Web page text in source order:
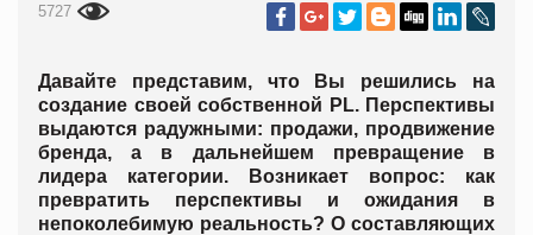
5727
Давайте представим, что Вы решились на
создание своей собственной PL. Перспективы
выдаются радужными: продажи, продвижение
бренда, а в дальнейшем превращение в
лидера категории. Возникает вопрос: как
превратить перспективы и ожидания в
непоколебимую реальность? О составляющих